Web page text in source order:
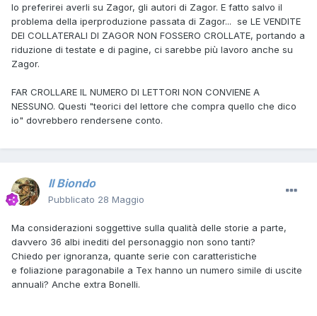
Io preferirei averli su Zagor, gli autori di Zagor. E fatto salvo il
problema della iperproduzione passata di Zagor... se LE VENDITE
DEI COLLATERALI DI ZAGOR NON FOSSERO CROLLATE, portando a
riduzione di testate e di pagine, ci sarebbe più lavoro anche su
Zagor.
FAR CROLLARE IL NUMERO DI LETTORI NON CONVIENE A
NESSUNO. Questi "teorici del lettore che compra quello che dico
io" dovrebbero rendersene conto.
Il Biondo
Pubblicato 28 Maggio
Ma considerazioni soggettive sulla qualità delle storie a parte,
davvero 36 albi inediti del personaggio non sono tanti?
Chiedo per ignoranza, quante serie con caratteristiche
e foliazione paragonabile a Tex hanno un numero simile di uscite
annuali? Anche extra Bonelli.